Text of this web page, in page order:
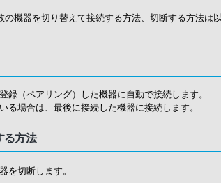
機器を切り替えて接続する方法、切断する方法は
録（ペアリング）した機器に自動で接続します。
る場合は、最後に接続した機器に接続します。
る方法
を切断します。